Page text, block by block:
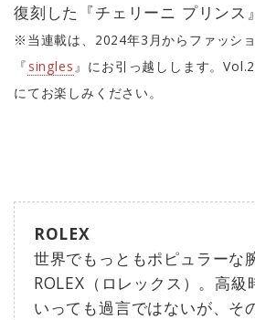
復刻した『チェリーニ プリンス
※当連載は、2024年3月からファッシ
『 singles 』にお引っ越しします。
にてお楽しみください。
ROLEX
世界でもっともポピュラーな
ROLEX（ロレックス）。高級
いっても過言ではないが、そ